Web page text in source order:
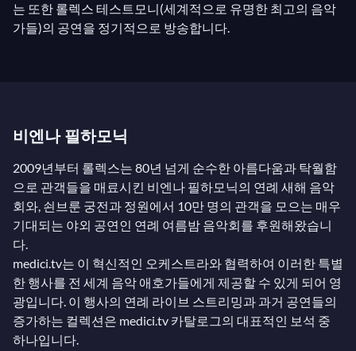
는 또한 롤렉스 테스트모니(세계적으로 유명한 최고의 음악
가들)의 공연을 정기적으로 방송합니다.
비엔나 필하모닉
2009년부터 롤렉스는 80년 넘게 순수한 아름다움과 탁월함
으로 관객들을 매료시킨 비엔나 필하모닉의 연례 새해 음악
회와, 쇤브룬 궁전과 정원에서 10만 명의 관객을 모으는 매우
기대되는 야외 공연인 연례 여름밤 음악회를 후원해왔습니
다.
medici.tv는 이 혁신적인 오케스트라와 협력하여 이러한 특별
한 행사를 전 세계 음악 애호가들에게 제공할 수 있게 되어 영
광입니다. 이 행사의 연례 라이브 스트리밍과 과거 공연들의
증가하는 컬렉션은 medici.tv 카탈로그의 대표적인 보석 중
하나입니다.